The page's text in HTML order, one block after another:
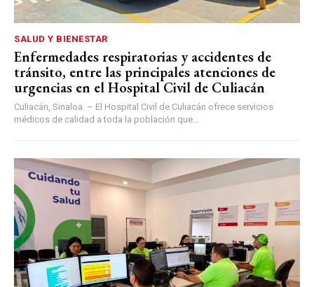
SALUD Y BIENESTAR
Enfermedades respiratorias y accidentes de
tránsito, entre las principales atenciones de
urgencias en el Hospital Civil de Culiacán
Culiacán, Sinaloa. – El Hospital Civil de Culiacán ofrece servicios
médicos de calidad a toda la población que...